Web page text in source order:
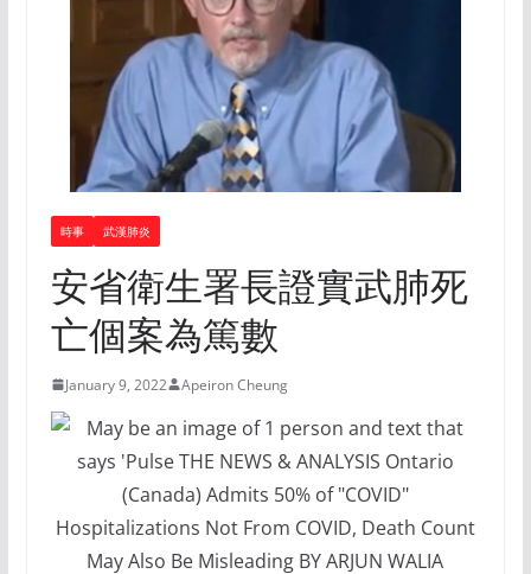
時事 武漢肺炎
安省衛生署長證實武肺死
亡個案為篤數
January 9, 2022 Apeiron Cheung